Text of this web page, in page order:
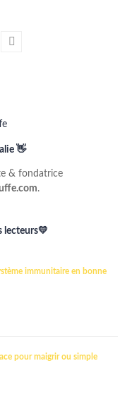
👋
& fondatrice
.
lecteurs💛
immunitaire en bonne
pour maigrir ou simple